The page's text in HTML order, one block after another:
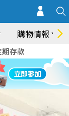
購物情報
期存款